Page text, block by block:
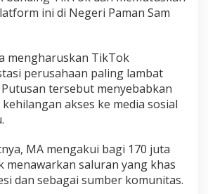
o
T
i
k
T
o
k
e
s
k
ini di Negeri Paman Sam
mengharuskan TikTok
perusahaan paling lambat
Putusan tersebut menyebabkan
akses ke media sosial
MA mengakui bagi 170 juta
menawarkan saluran yang khas
dan sebagai sumber komunitas.